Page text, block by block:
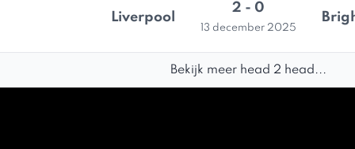
Liverpool
2 - 0
13 december 2025
Bekijk meer head 2 head...